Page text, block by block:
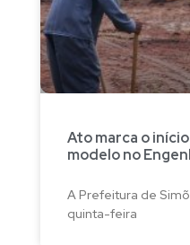
Ato marca o
modelo no
A Prefeitura de
quinta-feira